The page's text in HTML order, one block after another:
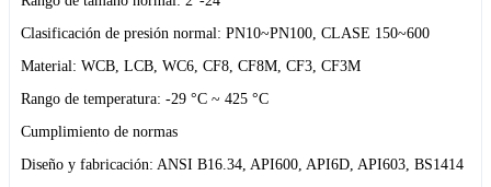
Clasificación de presión normal: PN10~PN100, CLASE 150~600
Material: WCB, LCB, WC6, CF8, CF8M, CF3, CF3M
Rango de temperatura: -29 °C ~ 425 °C
Cumplimiento de normas
Diseño y fabricación: ANSI B16.34, API600, API6D, API603, BS1414